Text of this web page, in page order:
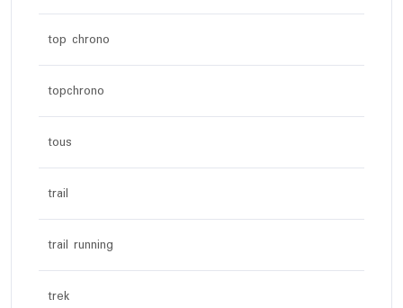
top chrono
topchrono
tous
trail
trail running
trek